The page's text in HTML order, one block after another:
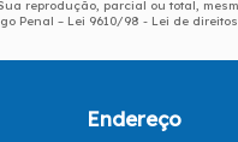
reprodução, parcial ou total,
Penal – Lei 9610/98 - Lei de
Endereço